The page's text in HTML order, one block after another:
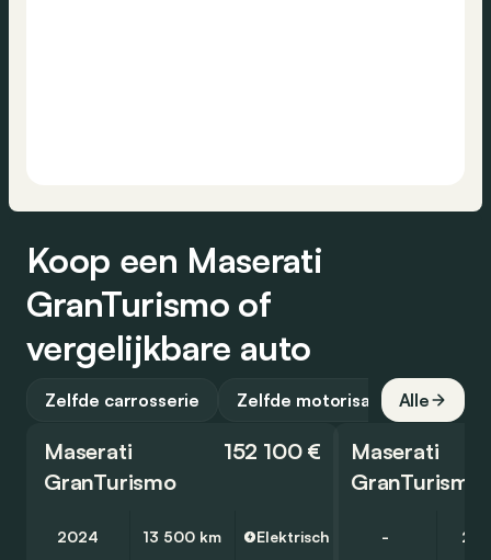
Koop een Maserati
GranTurismo of
vergelijkbare auto
Zelfde carrosserie Zelfde motorisatie Alle
Maserati
GranTurismo
152 100 €
2024 13 500 km Elektrisch
Maserati
GranTurismo
-